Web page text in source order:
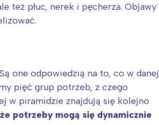
też płuc, nerek i pęcherza. Objawy
Są one odpowiedzią na to, co w danej
pięć grup potrzeb, z czego
w piramidzie znajdują się kolejno
potrzeby mogą się dynamicznie